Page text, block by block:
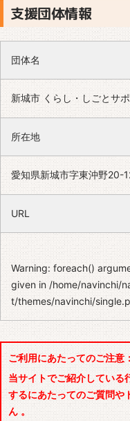
支援団体情報
団体名
新城市 くらし・しごとサ
所在地
愛知県新城市字東沖野20-
URL
Warning: foreach()
given in/home/navinchi/
t/themes/navinchi/
ご利用にあたってのご注意
当サイトでご紹介している
するにあたってのご質問や
ん 。